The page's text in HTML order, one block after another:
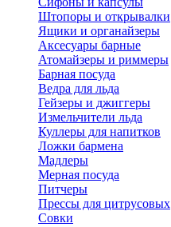
Штопоры и открывалки
Ящики и органайзеры
Аксесуары барные
Атомайзеры и риммеры
Барная посуда
Ведра для льда
Гейзеры и джиггеры
Измельчители льда
Куллеры для напитков
Ложки бармена
Мадлеры
Мерная посуда
Питчеры
Прессы для цитрусовых
Совки